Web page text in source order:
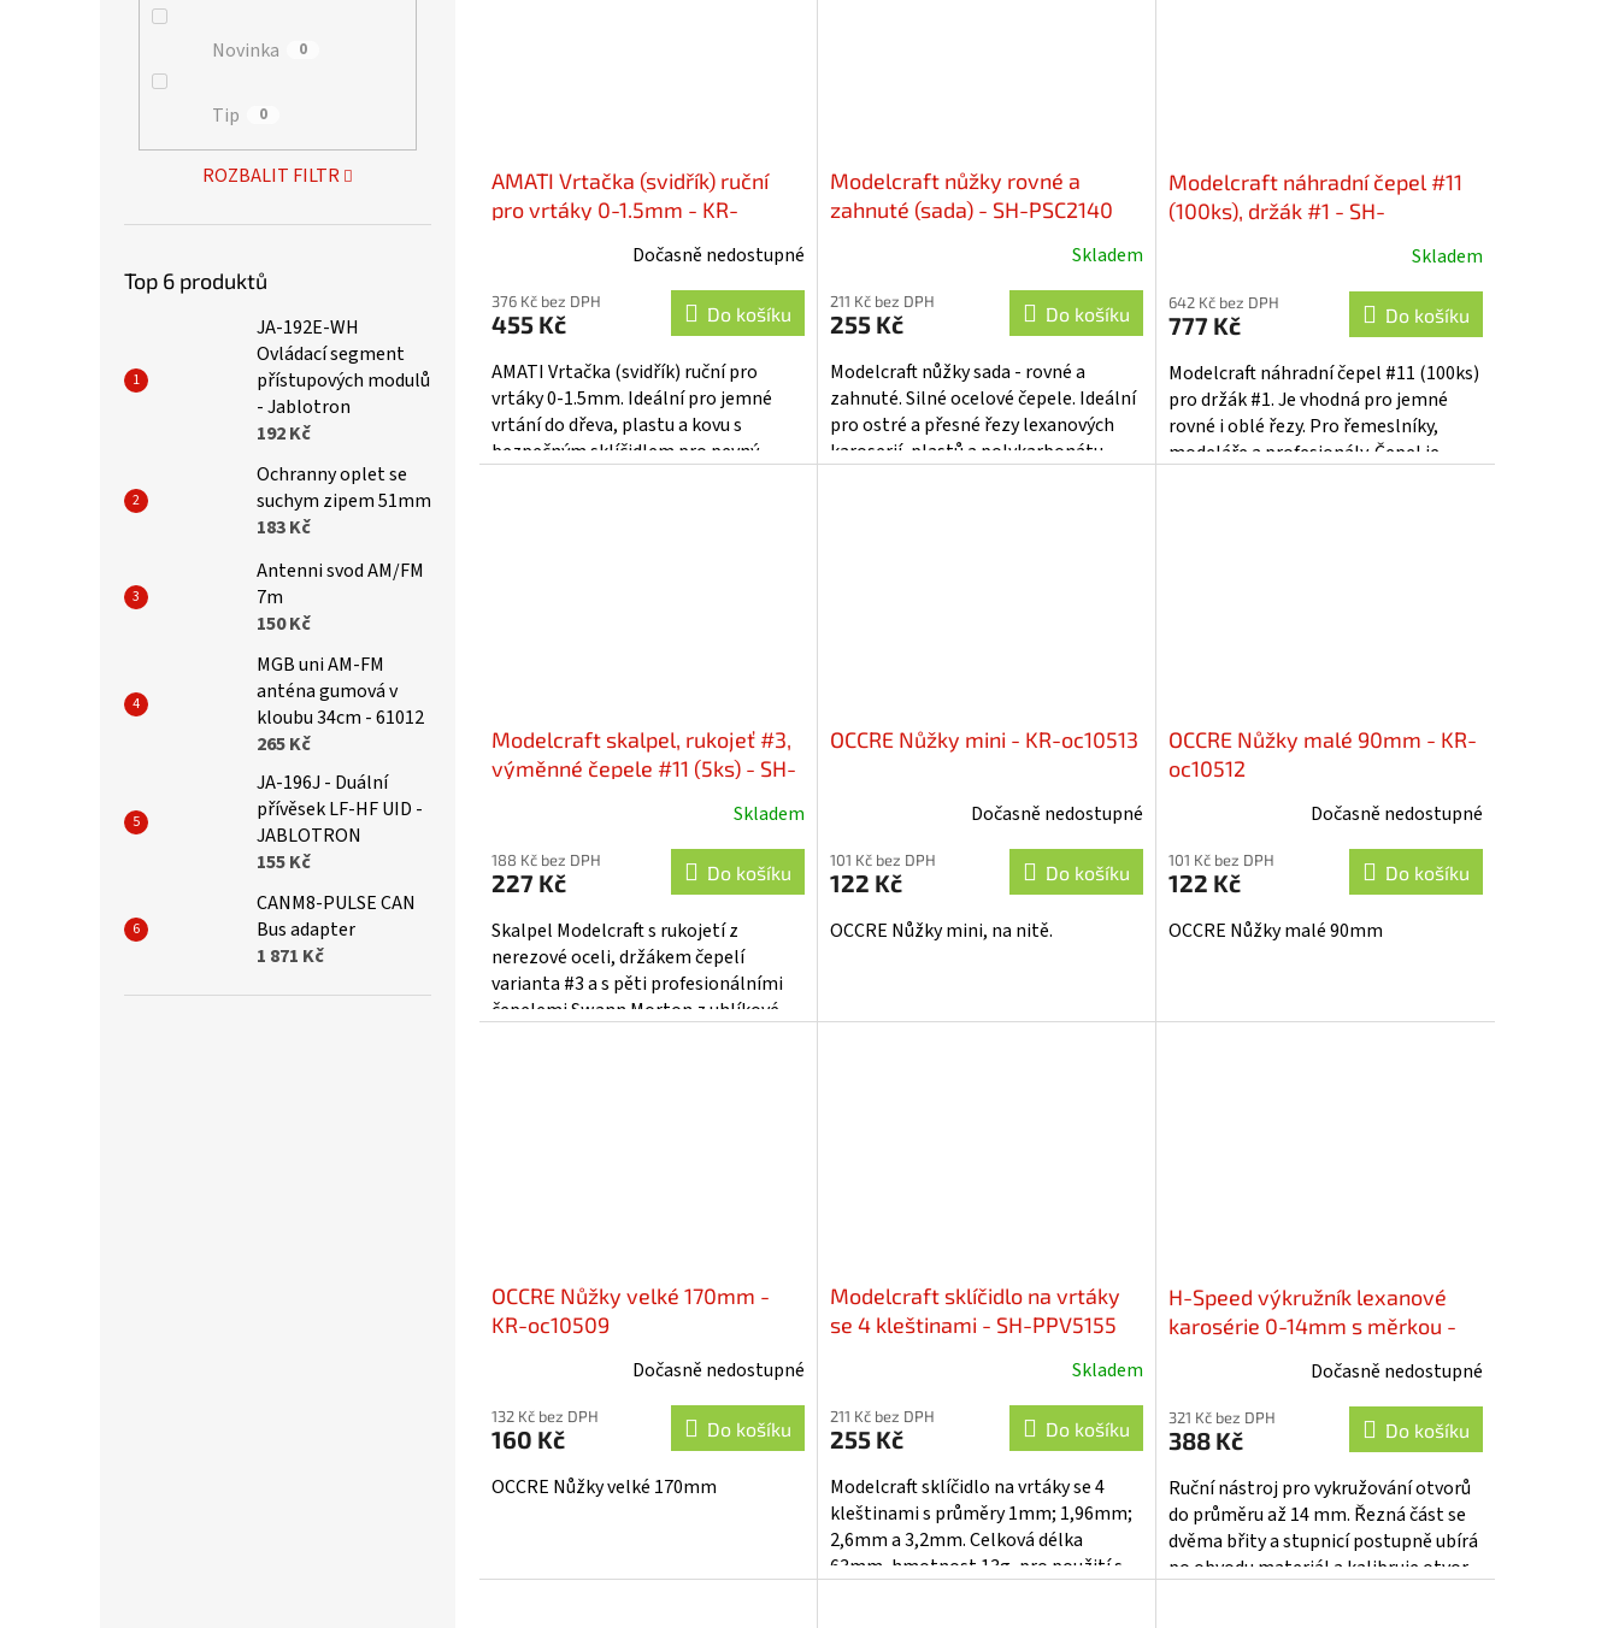
Novinka 0
Tip 0
ROZBALIT FILTR
Top 6 produktů
JA-192E-WH
Ovládací segment
přístupových modulů
- Jablotron
192 Kč
Ochranny oplet se
suchym zipem 51mm
183 Kč
Antenni svod AM/FM
7m
150 Kč
MGB uni AM-FM
anténa gumová v
kloubu 34cm - 61012
265 Kč
JA-196J - Duální
přívěsek LF-HF UID -
JABLOTRON
155 Kč
CANM8-PULSE CAN
Bus adapter
1 871 Kč
AMATI Vrtačka (svidřík) ruční
pro vrtáky 0-1.5mm - KR-
Dočasně nedostupné
376 Kč bez DPH
455 Kč Do košíku
AMATI Vrtačka (svidřík) ruční pro
vrtáky 0-1.5mm. Ideální pro jemné
vrtání do dřeva, plastu a kovu s
bezpečným sklíčidlem pro pevný
Modelcraft nůžky rovné a
zahnuté (sada) - SH-PSC2140
Skladem
211 Kč bez DPH
255 Kč Do košíku
Modelcraft nůžky sada - rovné a
zahnuté. Silné ocelové čepele. Ideální
pro ostré a přesné řezy lexanových
karoserií, plastů a polykarbonátu.
Modelcraft náhradní čepel #11
(100ks), držák #1 - SH-
Skladem
642 Kč bez DPH
777 Kč Do košíku
Modelcraft náhradní čepel #11 (100ks)
pro držák #1. Je vhodná pro jemné
rovné i oblé řezy. Pro řemeslníky,
modeláře a profesionály. Čepel je
Modelcraft skalpel, rukojeť #3,
výměnné čepele #11 (5ks) - SH-
Skladem
188 Kč bez DPH
227 Kč Do košíku
Skalpel Modelcraft s rukojetí z
nerezové oceli, držákem čepelí
varianta #3 a s pěti profesionálními
čepelemi Swann Morton z uhlíkové
OCCRE Nůžky mini - KR-oc10513
Dočasně nedostupné
101 Kč bez DPH
122 Kč Do košíku
OCCRE Nůžky mini, na nitě.
OCCRE Nůžky malé 90mm - KR-
oc10512
Dočasně nedostupné
101 Kč bez DPH
122 Kč Do košíku
OCCRE Nůžky malé 90mm
OCCRE Nůžky velké 170mm -
KR-oc10509
Dočasně nedostupné
132 Kč bez DPH
160 Kč Do košíku
OCCRE Nůžky velké 170mm
Modelcraft sklíčidlo na vrtáky
se 4 kleštinami - SH-PPV5155
Skladem
211 Kč bez DPH
255 Kč Do košíku
Modelcraft sklíčidlo na vrtáky se 4
kleštinami s průměry 1mm; 1,96mm;
2,6mm a 3,2mm. Celková délka
63mm, hmotnost 13g, pro použití s
H-Speed výkružník lexanové
karosérie 0-14mm s měrkou -
Dočasně nedostupné
321 Kč bez DPH
388 Kč Do košíku
Ruční nástroj pro vykružování otvorů
do průměru až 14 mm. Řezná část se
dvěma břity a stupnicí postupně ubírá
po obvodu materiál a kalibruje otvor.